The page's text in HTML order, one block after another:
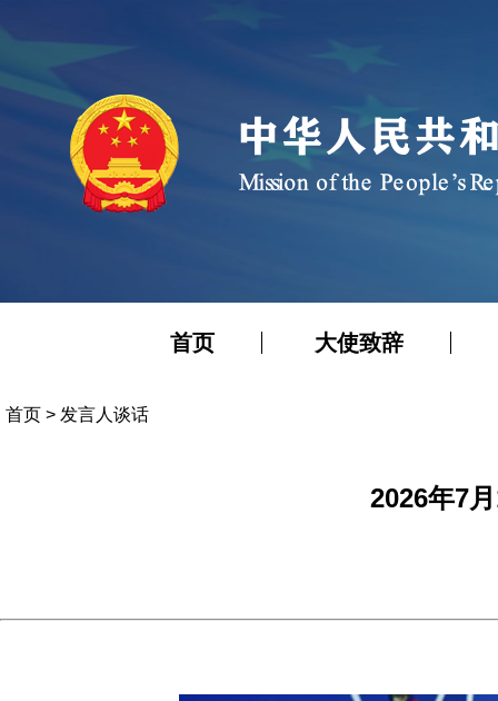
首页 大使致辞
首页 > 发言人谈话
2026年7